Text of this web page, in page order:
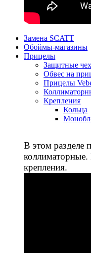
Замена SCATT
Обоймы-магазины
Прицелы
Защитные
Обвес на
Прицелы
Крепления
Кольца
В этом разделе
крепления.